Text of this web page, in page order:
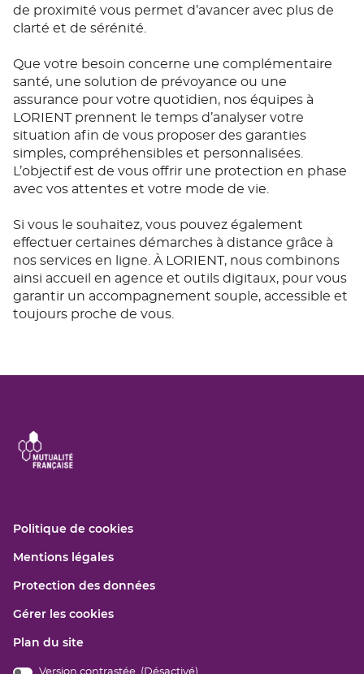
de proximité vous permet d’avancer avec plus de
clarté et de sérénité.
Que votre besoin concerne une complémentaire
santé, une solution de prévoyance ou une
assurance pour votre quotidien, nos équipes à
LORIENT prennent le temps d’analyser votre
situation afin de vous proposer des garanties
simples, compréhensibles et personnalisées.
L’objectif est de vous offrir une protection en phase
avec vos attentes et votre mode de vie.
Si vous le souhaitez, vous pouvez également
effectuer certaines démarches à distance grâce à
nos services en ligne. À LORIENT, nous combinons
ainsi accueil en agence et outils digitaux, pour vous
garantir un accompagnement souple, accessible et
toujours proche de vous.
Politique de cookies(ouvre
fenêtre)
Mentions légales(ouvre
une
fenêtre)
Protection des données(ouvre
Gérer les cookies
Plan du site